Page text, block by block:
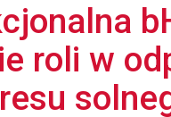
roli w